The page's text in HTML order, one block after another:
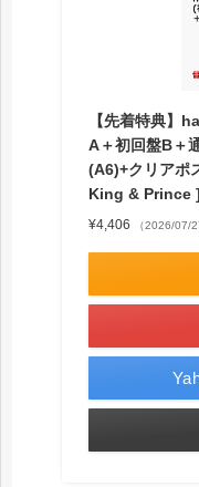
【先着特典】
A＋初回盤B＋
(A6)+クリアポ
King & Prince ]
¥4,406 （2026/07/